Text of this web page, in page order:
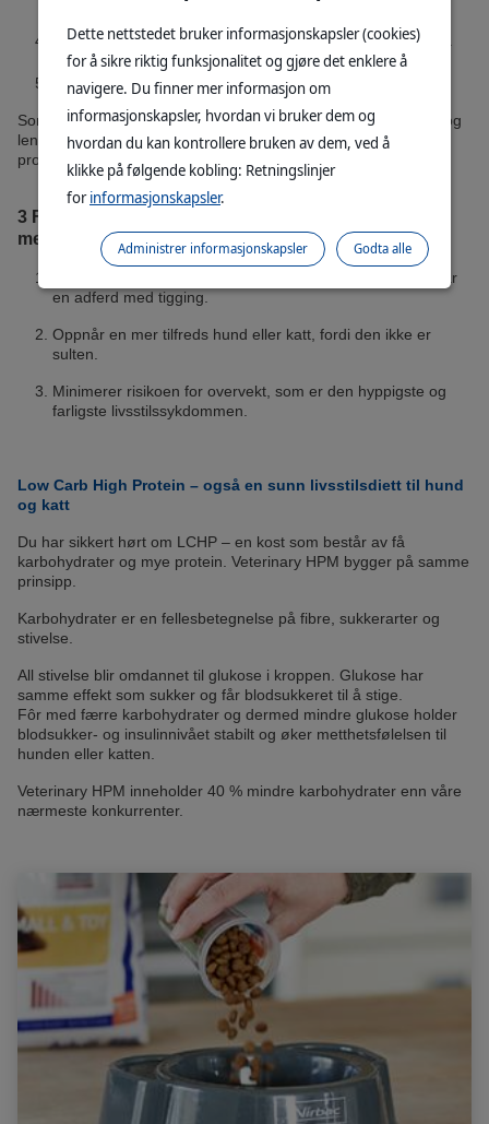
Animalsk protein bidrar til en sunn hund, pels og hårfarge.
Animalsk protein styrker evnen til reproduksjon.
Som BONUSgir en stor mengde animalsk protein en raskere og
lengervarende metthetsfølelse enn for eksempel vegetabilsk
protein.
3 FORDELER ved en raskere lengervarende
metthetsfølelse:
Unngår (med stor sannsynlighet) at hunden eller katten får
en adferd med tigging.
Oppnår en mer tilfreds hund eller katt, fordi den ikke er
sulten.
Minimerer risikoen for overvekt, som er den hyppigste og
farligste livsstilssykdommen.
Low Carb High Protein – også en sunn livsstilsdiett til hund
og katt
Du har sikkert hørt om LCHP – en kost som består av få
karbohydrater og mye protein. Veterinary HPM bygger på samme
prinsipp.
Karbohydrater er en fellesbetegnelse på fibre, sukkerarter og
stivelse.
All stivelse blir omdannet til glukose i kroppen. Glukose har
samme effekt som sukker og får blodsukkeret til å stige.
Fôr med færre karbohydrater og dermed mindre glukose holder
blodsukker- og insulinnivået stabilt og øker metthetsfølelsen til
hunden eller katten.
Veterinary HPM inneholder 40 % mindre karbohydrater enn våre
nærmeste konkurrenter.
Dette nettstedet bruker informasjonskapsler (cookies)
for å sikre riktig funksjonalitet og gjøre det enklere å
navigere. Du finner mer informasjon om
informasjonskapsler, hvordan vi bruker dem og
hvordan du kan kontrollere bruken av dem, ved å
klikke på følgende kobling: Retningslinjer
forinformasjonskapsler.
Godta alle
Administrer informasjonskapsler